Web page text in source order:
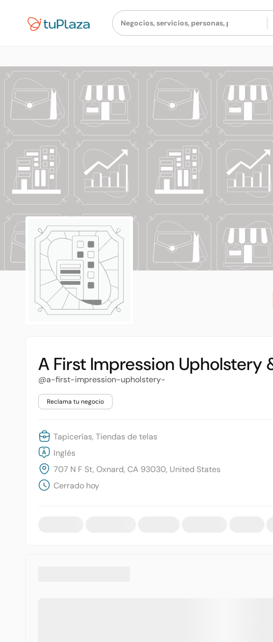
A First Impression Upholstery
@a-first-impression-upholstery-
Reclama tu negocio
Tapicerías, Tiendas de telas
Inglés
707 N F St, Oxnard, CA 93030, United States
Cerrado hoy